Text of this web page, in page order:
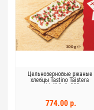
Цельнозерновые ржаные
хлебцы Tastino Täistera
rukkinäkileib 300г
774.00 р.